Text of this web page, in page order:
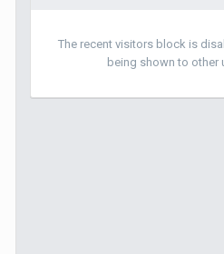
The recent visitors block is
being shown to other